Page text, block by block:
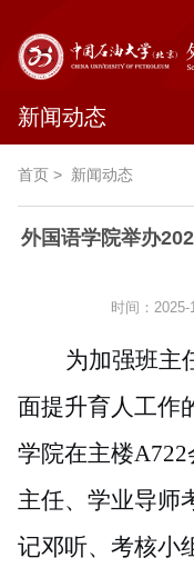
新闻动态
首页 > 新闻动态
外国语学院举办
时间：2025-
为加强班主
面提升育人工作
学院在主楼
主任、学业导师
记邓听、考核小